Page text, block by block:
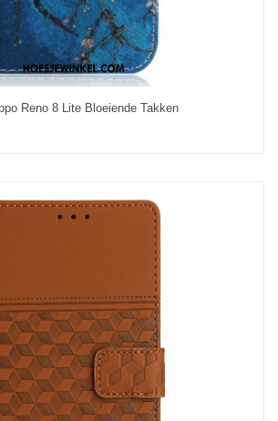
Reno 8 Lite Bloeiende Takken